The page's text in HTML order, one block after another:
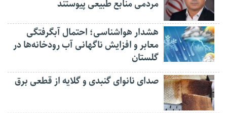
مردمی منابع طبیعی پیوستند
هشدار هواشناسی؛ احتمال آبگرفتگی
معابر و افزایش ناگهانی آب رودخانه‌ها در
گلستان
صدای نانوای گنبدی و گلایه از قطعی برق